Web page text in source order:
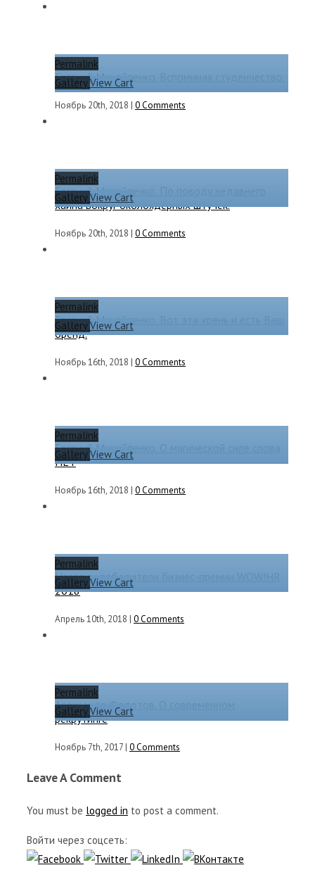
Permalink
GalleryView Cart
Евгений Михайленко. Вспоминая студенчество.
Ноябрь 20th, 2018 | 0 Comments
Permalink
GalleryView Cart
Евгений Михайленко. По поводу недавнего
хайпа вокруг околоядерных штучек.
Ноябрь 20th, 2018 | 0 Comments
Permalink
GalleryView Cart
Евгений Михайленко. Вот эта хрень и есть Ваш
бренд.
Ноябрь 16th, 2018 | 0 Comments
Permalink
GalleryView Cart
Евгений Михайленко. О магической силе слова
НЕТ
Ноябрь 16th, 2018 | 0 Comments
Permalink
GalleryView Cart
Названы победители бизнес-премии WOW!HR
2018
Апрель 10th, 2018 | 0 Comments
Permalink
GalleryView Cart
Александр Федотов. О современном
рекрутинге
Ноябрь 7th, 2017 | 0 Comments
Leave A Comment
You must be logged in to post a comment.
Войти через соцсеть: